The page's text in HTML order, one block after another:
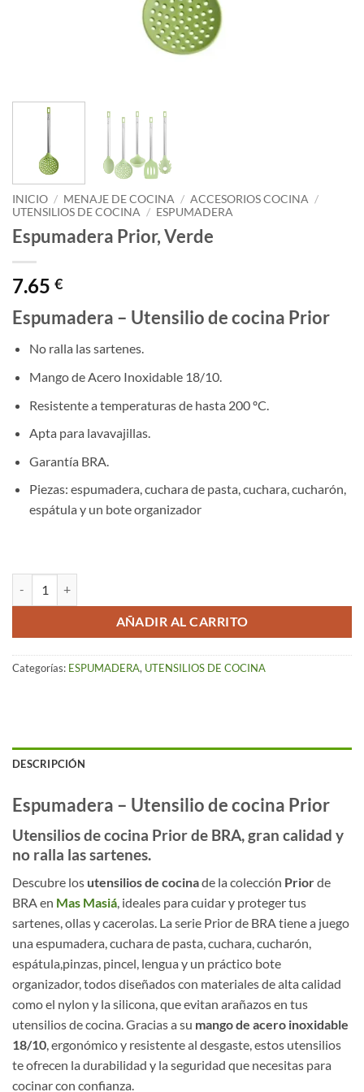
INICIO / MENAJE DE COCINA / ACCESORIOS COCINA /
UTENSILIOS DE COCINA / ESPUMADERA
Espumadera Prior, Verde
7.65 €
Espumadera – Utensilio de cocina Prior
No ralla las sartenes.
Mango de Acero Inoxidable 18/10.
Resistente a temperaturas de hasta 200 ºC.
Apta para lavavajillas.
Garantía BRA.
Piezas: espumadera, cuchara de pasta, cuchara, cucharón,
espátula y un bote organizador
AÑADIR AL CARRITO
Categorías: ESPUMADERA, UTENSILIOS DE COCINA
DESCRIPCIÓN
Espumadera – Utensilio de cocina Prior
Utensilios de cocina Prior de BRA, gran calidad y
no ralla las sartenes.
Descubre los utensilios de cocinade la colección Priorde
BRA en Mas Masiá, ideales para cuidar y proteger tus
sartenes, ollas y cacerolas. La serie Prior de BRA tiene a juego
una espumadera, cuchara de pasta, cuchara, cucharón,
espátula,pinzas, pincel, lengua y un práctico bote
organizador, todos diseñados con materiales de alta calidad
como el nylon y la silicona, que evitan arañazos en tus
utensilios de cocina. Gracias a su mango de acero inoxidable
18/10, ergonómico y resistente al desgaste, estos utensilios
te ofrecen la durabilidad y la seguridad que necesitas para
cocinar con confianza.